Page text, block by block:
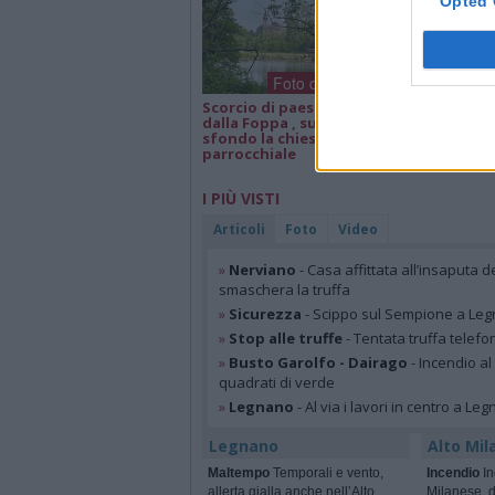
Foto dei lettori
Scorcio di paesaggio
dalla Foppa , sullo
sfondo la chiesa
parrocchiale
I PIÙ VISTI
Articoli Foto Video
» Nerviano - Casa affittata all’insaputa
smaschera la truffa
» Sicurezza - Scippo sul Sempione a
» Stop alle truffe- Tentata truffa
» Busto Garolfo - Dairago - Incendio
quadrati di verde
» Legnano - Al via i lavori in centro a
Legnano
Maltempo Temporali e vento,
Alto
Incendio